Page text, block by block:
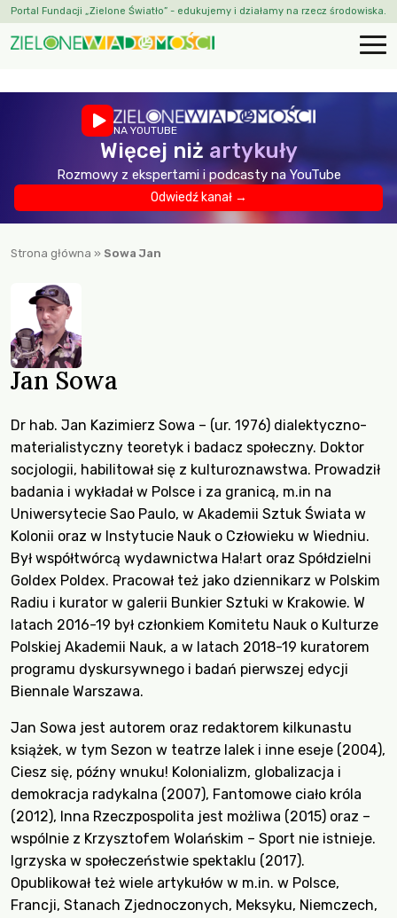
Portal Fundacji „Zielone Światło” - edukujemy i działamy na rzecz środowiska.
NA YOUTUBE
Więcej niż artykuły
Rozmowy z ekspertami i podcasty na YouTube
Odwiedź kanał →
Strona główna » Sowa Jan
Jan Sowa
Dr hab. Jan Kazimierz Sowa – (ur. 1976) dialektyczno-
materialistyczny teoretyk i badacz społeczny. Doktor
socjologii, habilitował się z kulturoznawstwa. Prowadził
badania i wykładał w Polsce i za granicą, m.in na
Uniwersytecie Sao Paulo, w Akademii Sztuk Świata w
Kolonii oraz w Instytucie Nauk o Człowieku w Wiedniu.
Był współtwórcą wydawnictwa Ha!art oraz Spółdzielni
Goldex Poldex. Pracował też jako dziennikarz w Polskim
Radiu i kurator w galerii Bunkier Sztuki w Krakowie. W
latach 2016-19 był członkiem Komitetu Nauk o Kulturze
Polskiej Akademii Nauk, a w latach 2018-19 kuratorem
programu dyskursywnego i badań pierwszej edycji
Biennale Warszawa.
Jan Sowa jest autorem oraz redaktorem kilkunastu
książek, w tym Sezon w teatrze lalek i inne eseje (2004),
Ciesz się, późny wnuku! Kolonializm, globalizacja i
demokracja radykalna (2007), Fantomowe ciało króla
(2012), Inna Rzeczpospolita jest możliwa (2015) oraz –
wspólnie z Krzysztofem Wolańskim – Sport nie istnieje.
Igrzyska w społeczeństwie spektaklu (2017).
Opublikował też wiele artykułów w m.in. w Polsce,
Francji, Stanach Zjednoczonych, Meksyku, Niemczech,